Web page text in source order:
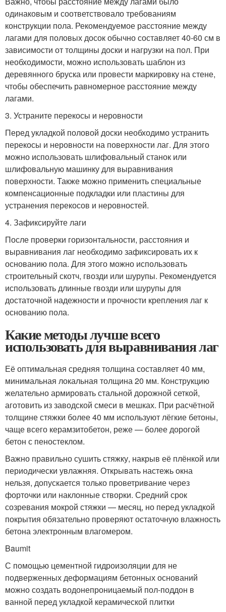
одинаковым и соответствовало требованиям
конструкции пола. Рекомендуемое расстояние между
лагами для половых досок обычно составляет 40-60 см в
зависимости от толщины доски и нагрузки на пол. При
необходимости, можно использовать шаблон из
деревянного бруска или провести маркировку на стене,
чтобы обеспечить равномерное расстояние между
лагами.
3. Устраните перекосы и неровности
Перед укладкой половой доски необходимо устранить
перекосы и неровности на поверхности лаг. Для этого
можно использовать шлифовальный станок или
шлифовальную машинку для выравнивания
поверхности. Также можно применить специальные
компенсационные подкладки или пластины для
устранения перекосов и неровностей.
4. Зафиксируйте лаги
После проверки горизонтальности, расстояния и
выравнивания лаг необходимо зафиксировать их к
основанию пола. Для этого можно использовать
строительный скотч, гвозди или шурупы. Рекомендуется
использовать длинные гвозди или шурупы для
достаточной надежности и прочности крепления лаг к
основанию пола.
Какие методы лучше всего
использовать для выравнивания лаг
Её оптимальная средняя толщина составляет 40 мм,
минимальная локальная толщина 20 мм. Конструкцию
желательно армировать стальной дорожной сеткой,
аготовить из заводской смеси в мешках. При расчётной
толщине стяжки более 40 мм используют лёгкие бетоны,
чаще всего керамзитобетон, реже — более дорогой
бетон с пеностеклом.
Важно правильно сушить стяжку, накрыв её плёнкой или
периодически увлажняя. Открывать настежь окна
нельзя, допускается только проветривание через
форточки или наклонные створки. Средний срок
созревания мокрой стяжки — месяц, но перед укладкой
покрытия обязательно проверяют остаточную влажность
бетона электронным влагомером.
Baumit
С помощью цементной гидроизоляции для не
подверженных деформациям бетонных оснований
можно создать водонепроницаемый пол-поддон в
ванной перед укладкой керамической плитки